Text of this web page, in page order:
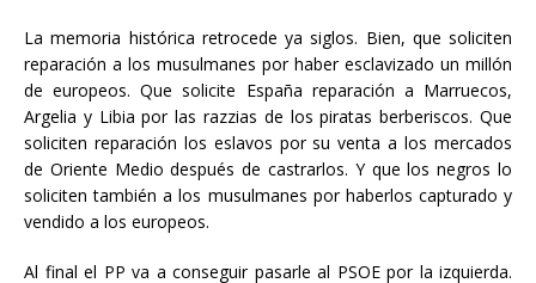
La memoria histórica retrocede ya siglos. Bien, que soliciten
reparación a los musulmanes por haber esclavizado un millón
de europeos. Que solicite España reparación a Marruecos,
Argelia y Libia por las razzias de los piratas berberiscos. Que
soliciten reparación los eslavos por su venta a los mercados
de Oriente Medio después de castrarlos. Y que los negros lo
soliciten también a los musulmanes por haberlos capturado y
vendido a los europeos.
Al final el PP va a conseguir pasarle al PSOE por la izquierda.